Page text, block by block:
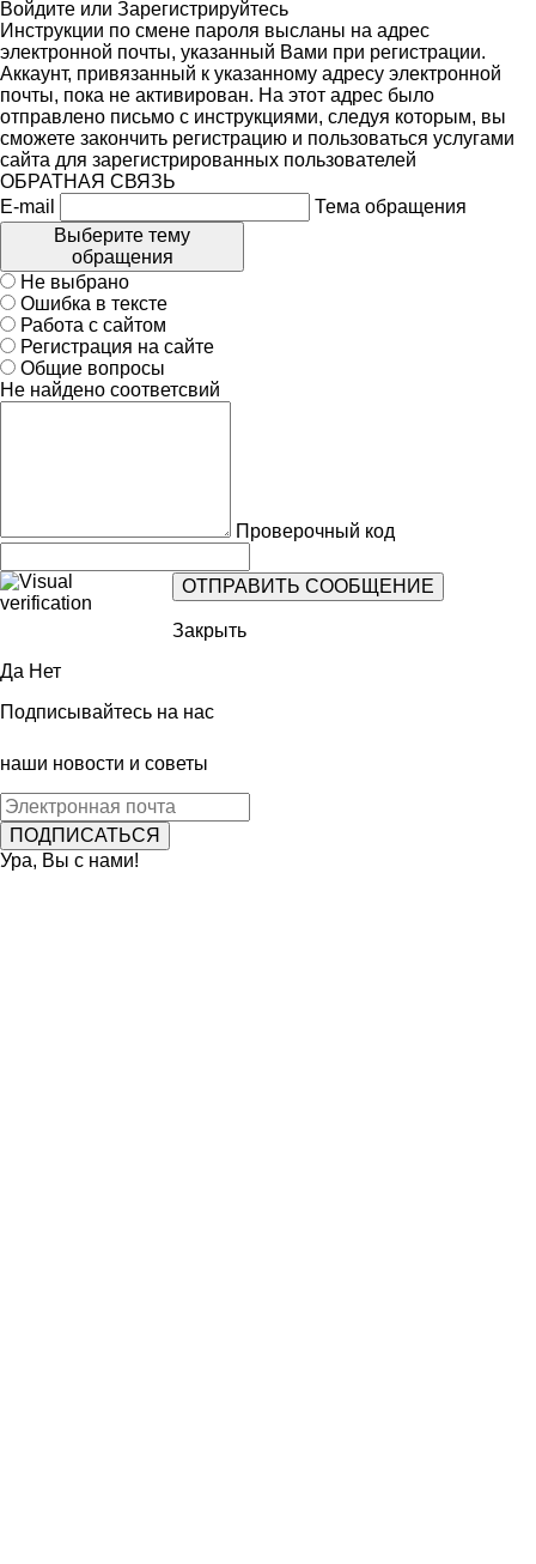
Войдите или Зарегистрируйтесь
Инструкции по смене пароля высланы на адрес
электронной почты, указанный Вами при регистрации.
Аккаунт, привязанный к указанному адресу электронной
почты, пока не активирован. На этот адрес было
отправлено письмо с инструкциями, следуя которым, вы
сможете закончить регистрацию и пользоваться услугами
сайта для зарегистрированных пользователей
ОБРАТНАЯ СВЯЗЬ
E-mail
Тема обращения
Выберите тему
обращения
Не выбрано
Ошибка в тексте
Работа с сайтом
Регистрация на сайте
Общие вопросы
Не найдено соответсвий
Проверочный код
Закрыть
Да Нет
Подписывайтесь на нас
наши новости и советы
Ура, Вы с нами!